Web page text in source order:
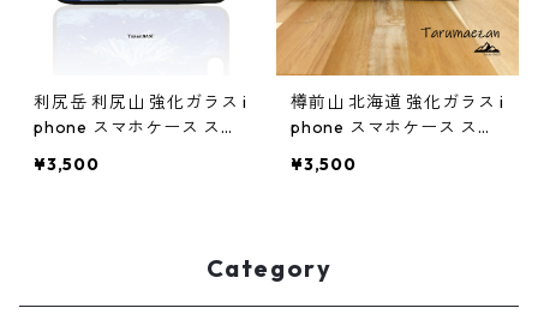
利尻岳 利尻山 強化ガラス i
phone スマホケース スマ
ネイビー
¥3,500
樽前山 北海道 強化ガラス i
phone スマホケース スマ
山
¥3,500
Category